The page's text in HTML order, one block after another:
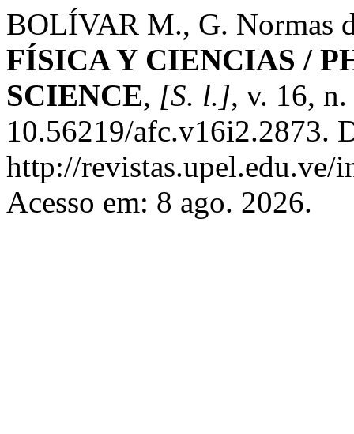
BOLÍVAR M., G. Normas
FÍSICA Y CIENCIAS /
SCIENCE, [S. l.], v. 16,
10.56219/afc.v16i2.2873.
http://
Acesso em: 8 ago. 2026.